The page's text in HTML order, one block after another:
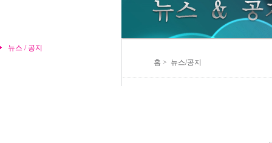
뉴스 / 공지
홈 > 뉴스/공지